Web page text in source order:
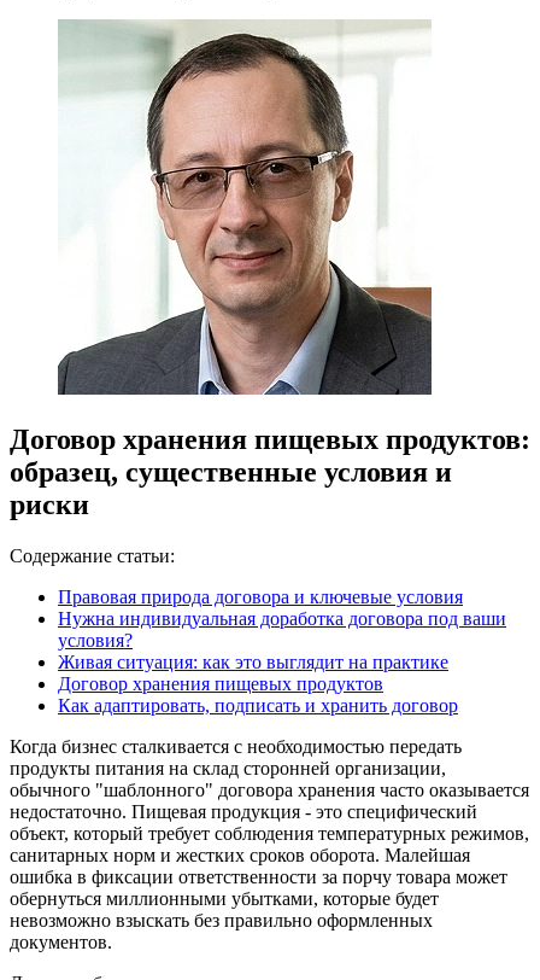
Договор хранения пищевых продуктов:
образец, существенные условия и
риски
Содержание статьи:
Правовая природа договора и ключевые условия
Нужна индивидуальная доработка договора под ваши
условия?
Живая ситуация: как это выглядит на практике
Договор хранения пищевых продуктов
Как адаптировать, подписать и хранить договор
Когда бизнес сталкивается с необходимостью передать
продукты питания на склад сторонней организации,
обычного "шаблонного" договора хранения часто оказывается
недостаточно. Пищевая продукция - это специфический
объект, который требует соблюдения температурных режимов,
санитарных норм и жестких сроков оборота. Малейшая
ошибка в фиксации ответственности за порчу товара может
обернуться миллионными убытками, которые будет
невозможно взыскать без правильно оформленных
документов.